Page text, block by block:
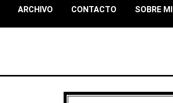
ARCHIVO CONTACTO SOBRE MI